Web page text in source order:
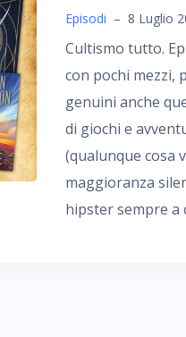
Episodi – 8 Luglio
Cultismo tutto.
con pochi mezzi,
genuini anche
di giochi e
(qualunque cosa
maggioranza
hipster sempre a